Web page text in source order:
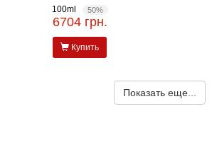
100ml 50%
6704 грн.
Купить
Показать еще...